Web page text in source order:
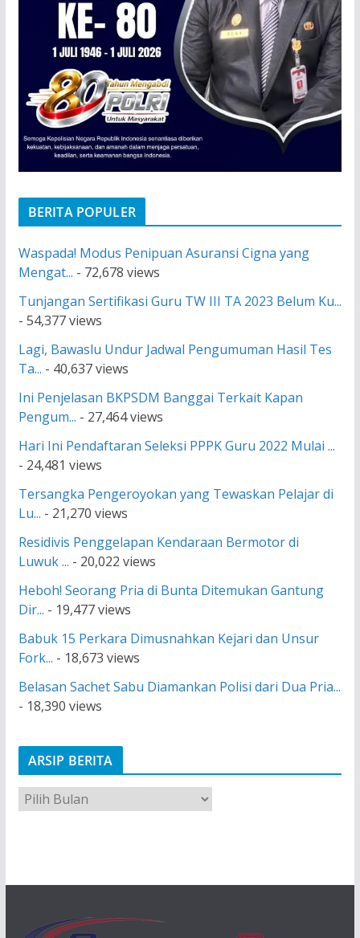
BERITA POPULER
Waspada! Modus Penipuan Asuransi Cigna yang
Mengat... - 72,678 views
Tunjangan Sertifikasi Guru TW III TA 2023 Belum Ku...
- 54,377 views
Lagi, Bawaslu Undur Jadwal Pengumuman Hasil Tes
Ta... - 40,637 views
Ini Penjelasan BKPSDM Banggai Terkait Kapan
Pengum... - 27,464 views
Hari Ini Pendaftaran Seleksi PPPK Guru 2022 Mulai ...
- 24,481 views
Tersangka Pengeroyokan yang Tewaskan Pelajar di
Lu... - 21,270 views
Residivis Penggelapan Kendaraan Bermotor di
Luwuk ... - 20,022 views
Heboh! Seorang Pria di Bunta Ditemukan Gantung
Dir... - 19,477 views
Babuk 15 Perkara Dimusnahkan Kejari dan Unsur
Fork... - 18,673 views
Belasan Sachet Sabu Diamankan Polisi dari Dua Pria...
- 18,390 views
ARSIP BERITA
A
r